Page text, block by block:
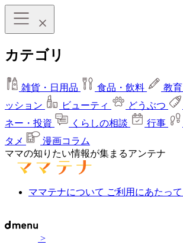
カテゴリ
雑貨・日用品 食品・飲料 教育
ッション
ビューティ どうぶつ
ネー・投資
くらしの相談 行事
タメ
漫画コラム
ママの知りたい情報が集まるアンテナ
ママテナについて ご利用にあたって
>